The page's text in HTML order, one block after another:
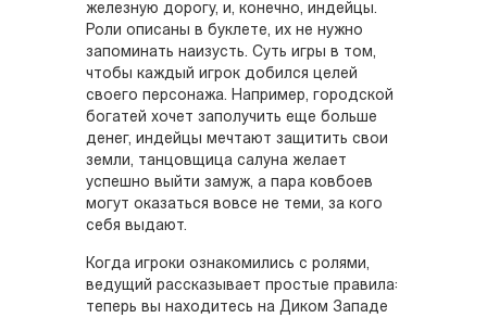
железную дорогу, и, конечно, индейцы.
Роли описаны в буклете, их не нужно
запоминать наизусть. Суть игры в том,
чтобы каждый игрок добился целей
своего персонажа. Например, городской
богатей хочет заполучить еще больше
денег, индейцы мечтают защитить свои
земли, танцовщица салуна желает
успешно выйти замуж, а пара ковбоев
могут оказаться вовсе не теми, за кого
себя выдают.
Когда игроки ознакомились с ролями,
ведущий рассказывает простые правила:
теперь вы находитесь на Диком Западе